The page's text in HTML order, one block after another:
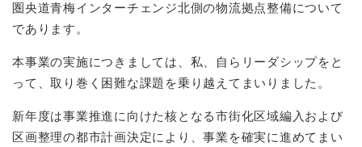
圏央道青梅インターチェンジ北側の物流拠点整備について
であります。
本事業の実施につきましては、私、自らリーダシップをと
って、取り巻く困難な課題を乗り越えてまいりました。
新年度は事業推進に向けた核となる市街化区域編入および
区画整理の都市計画決定により、事業を確実に進めてまい